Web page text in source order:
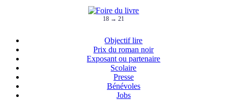
18 → 21
Objectif lire
Prix du roman noir
Exposant ou partenaire
Scolaire
Presse
Bénévoles
Jobs